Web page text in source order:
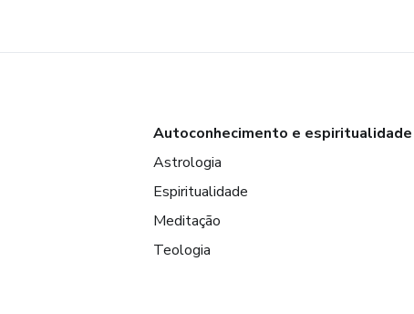
Autoconhecimento e espiritualidade
Astrologia
Espiritualidade
Meditação
Teologia